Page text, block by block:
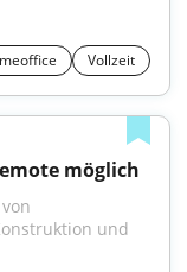
Vollzeit
möglich
und